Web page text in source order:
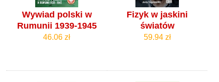
Wywiad polski w
Rumunii 1939-1945
46.06 zł
Fizyk w jaskini
światów
59.94 zł